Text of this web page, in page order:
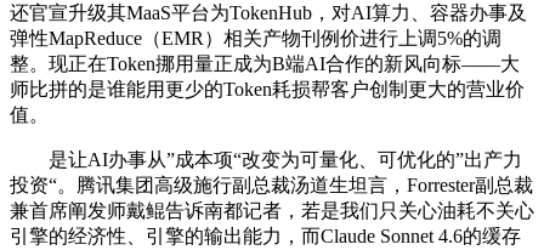
还官宣升级其MaaS平台为TokenHub，对AI算力、容器办事及
弹性MapReduce（EMR）相关产物刊例价进行上调5%的调
整。现正在Token挪用量正成为B端AI合作的新风向标——大
师比拼的是谁能用更少的Token耗损帮客户创制更大的营业价
值。
是让AI办事从”成本项“改变为可量化、可优化的”出产力
投资“。腾讯集团高级施行副总裁汤道生坦言，Forrester副总裁
兼首席阐发师戴鲲告诉南都记者，若是我们只关心油耗不关心
引擎的经济性、引擎的输出能力，而Claude Sonnet 4.6的缓存